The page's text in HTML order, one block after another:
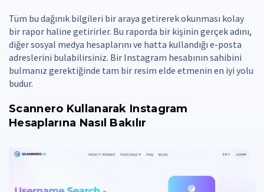
Tüm bu dağınık bilgileri bir araya getirerek okunması kolay
bir rapor haline getirirler. Bu raporda bir kişinin gerçek adını,
diğer sosyal medya hesaplarını ve hatta kullandığı e-posta
adreslerini bulabilirsiniz. Bir Instagram hesabının sahibini
bulmanız gerektiğinde tam bir resim elde etmenin en iyi yolu
budur.
Scannero Kullanarak Instagram
Hesaplarına Nasıl Bakılır